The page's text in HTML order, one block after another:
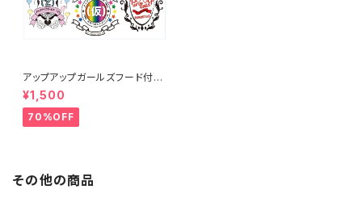
アップアップガールズフード付き
タオル
¥1,500
70%OFF
その他の商品